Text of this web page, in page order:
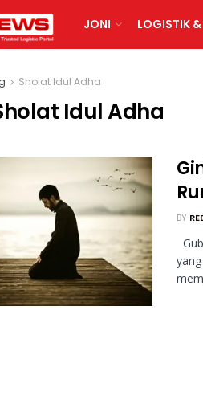
JONI LOGISTIK &
Sholat Idul Adha
Idul Adha
BY